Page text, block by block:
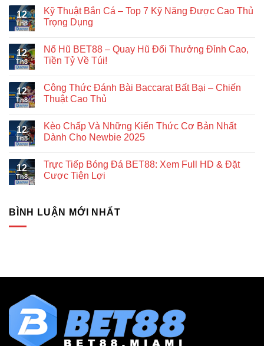
12
Th8
Kỹ Thuật Bắn Cá – Top 7 Kỹ Năng Được Cao Thủ
Trọng Dụng
12
Th8
Nổ Hũ BET88 – Quay Hũ Đổi Thưởng Đỉnh Cao,
Tiền Tỷ Về Túi!
12
Th8
Công Thức Đánh Bài Baccarat Bất Bại – Chiến
Thuật Cao Thủ
12
Th8
Kèo Chấp Và Những Kiến Thức Cơ Bản Nhất
Dành Cho Newbie 2025
12
Th8
Trực Tiếp Bóng Đá BET88: Xem Full HD & Đặt
Cược Tiện Lợi
BÌNH LUẬN MỚI NHẤT